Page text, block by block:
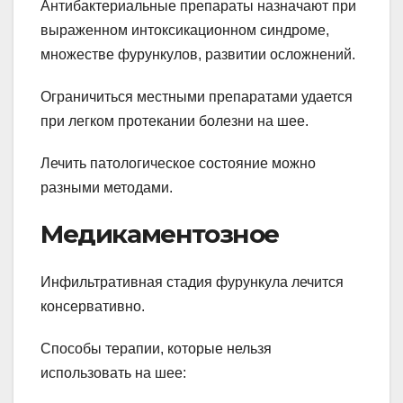
Антибактериальные препараты назначают при
выраженном интоксикационном синдроме,
множестве фурункулов, развитии осложнений.
Ограничиться местными препаратами удается
при легком протекании болезни на шее.
Лечить патологическое состояние можно
разными методами.
Медикаментозное
Инфильтративная стадия фурункула лечится
консервативно.
Способы терапии, которые нельзя
использовать на шее: